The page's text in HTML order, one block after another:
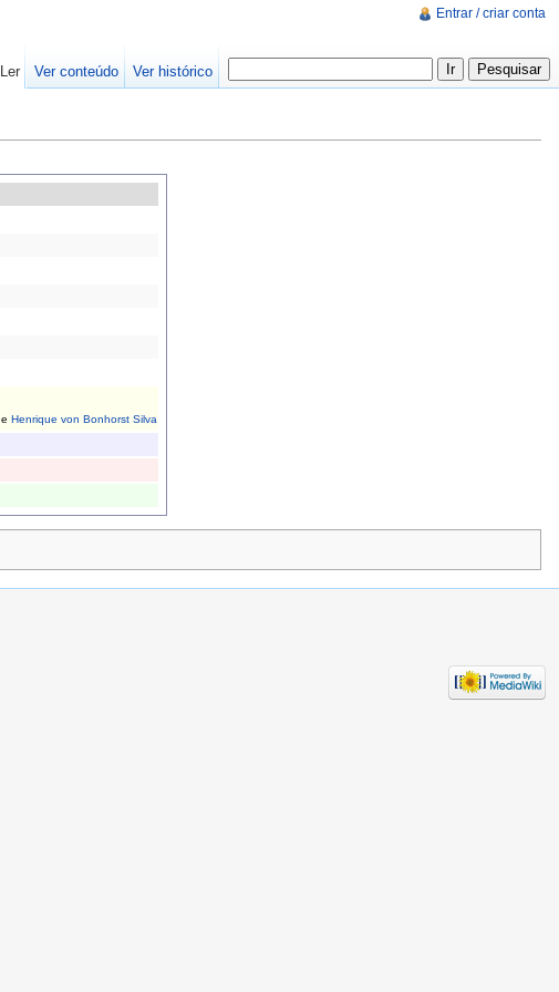
e Henrique von Bonhorst Silva
Entrar / criar conta
Ler Ver conteúdo Ver histórico